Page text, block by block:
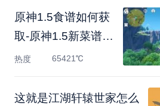
原神1.5食谱如何获
取-原神1.5新菜谱获
取方法攻略
热度 65421℃
这就是江湖轩辕世家怎么